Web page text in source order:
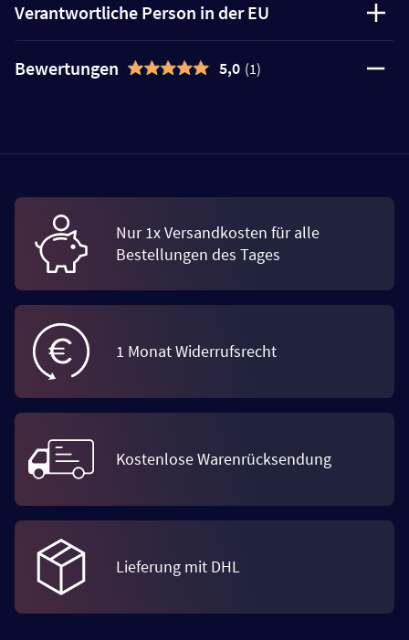
Verantwortliche Person in der EU
Bewertungen 5,0 (1)
Nur 1x Versandkosten für alle
Bestellungen des Tages
1 Monat Widerrufsrecht
Kostenlose Warenrücksendung
Lieferung mit DHL